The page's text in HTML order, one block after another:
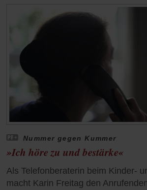
Nummer gegen Kummer
»Ich höre zu und bestärke«
Als Telefonberaterin beim Kinder-
macht Karin Freitag den